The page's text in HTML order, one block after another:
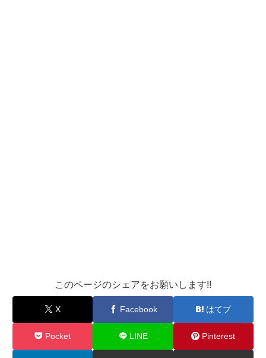
このページのシェアをお願いします!!
X Facebook はてブ
Pocket LINE Pinterest